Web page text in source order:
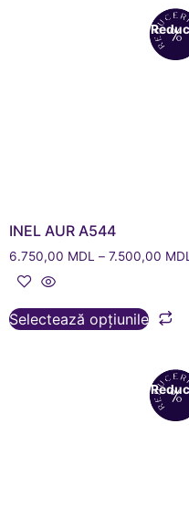
INEL AUR A544
6.750,00 MDL – 7.500,00 MDL
Selectează opțiunile